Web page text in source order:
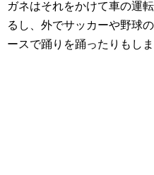
ガネはそれをかけて車の運
るし、外でサッカーや野球
ースで踊りを踊ったりもしま